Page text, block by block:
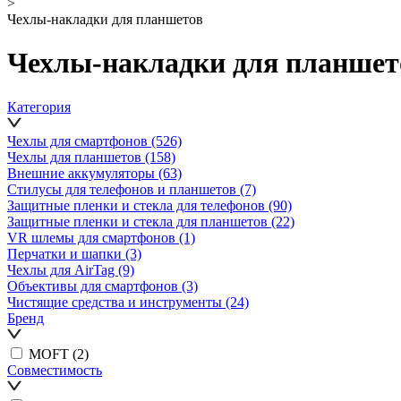
>
Чехлы-накладки для планшетов
Чехлы-накладки для
Категория
Чехлы для смартфонов (526)
Чехлы для планшетов (158)
Внешние аккумуляторы (63)
Стилусы для телефонов и планшетов (7)
Защитные пленки и стекла для телефонов (90)
Защитные пленки и стекла для планшетов (22)
VR шлемы для смартфонов (1)
Перчатки и шапки (3)
Чехлы для AirTag (9)
Объективы для смартфонов (3)
Чистящие средства и инструменты (24)
Бренд
MOFT (2)
Совместимость